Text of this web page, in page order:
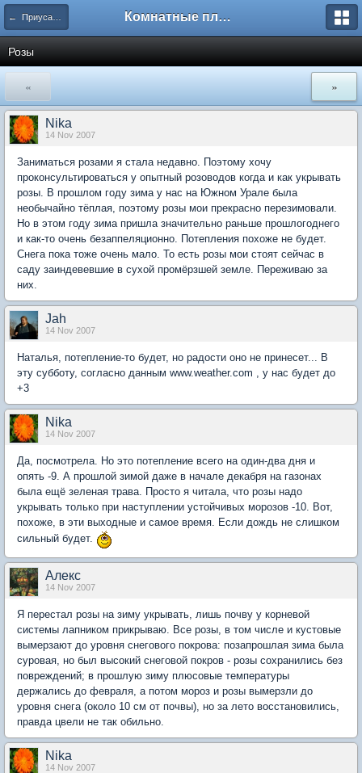
← Приусадебный сад Комнатные плодовые экзоты
Розы
« »
Nika
14 Nov 2007
Заниматься розами я стала недавно. Поэтому хочу
проконсультироваться у опытный розоводов когда и как укрывать
розы. В прошлом году зима у нас на Южном Урале была
необычайно тёплая, поэтому розы мои прекрасно перезимовали.
Но в этом году зима пришла значительно раньше прошлогоднего
и как-то очень безаппеляционно. Потепления похоже не будет.
Снега пока тоже очень мало. То есть розы мои стоят сейчас в
саду заиндевевшие в сухой промёрзшей земле. Переживаю за
них.
Jah
14 Nov 2007
Наталья, потепление-то будет, но радости оно не принесет... В
эту субботу, согласно данным www.weather.com , у нас будет до
+3
Nika
14 Nov 2007
Да, посмотрела. Но это потепление всего на один-два дня и
опять -9. А прошлой зимой даже в начале декабря на газонах
была ещё зеленая трава. Просто я читала, что розы надо
укрывать только при наступлении устойчивых морозов -10. Вот,
похоже, в эти выходные и самое время. Если дождь не слишком
сильный будет.
Aлекc
14 Nov 2007
Я перестал розы на зиму укрывать, лишь почву у корневой
системы лапником прикрываю. Все розы, в том числе и кустовые
вымерзают до уровня снегового покрова: позапрошлая зима была
суровая, но был высокий снеговой покров - розы сохранились без
повреждений; в прошлую зиму плюсовые температуры
держались до февраля, а потом мороз и розы вымерзли до
уровня снега (около 10 см от почвы), но за лето восстановились,
правда цвели не так обильно.
Nika
14 Nov 2007